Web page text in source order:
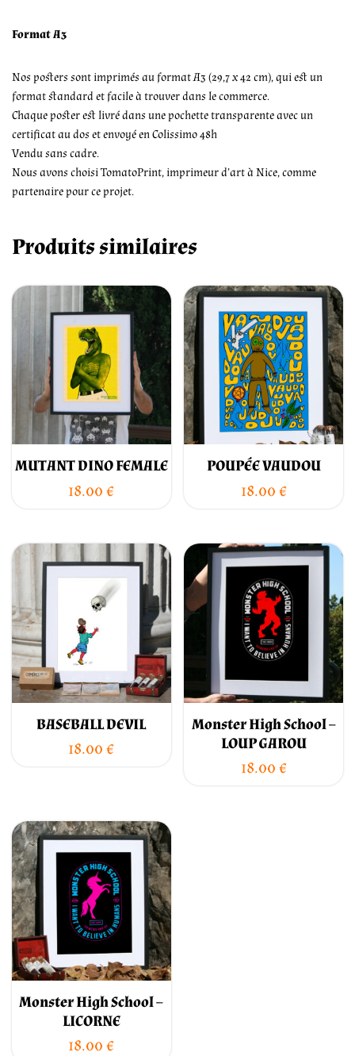
Format A3
Nos posters sont imprimés au format A3 (29,7 x 42 cm), qui est un
format standard et facile à trouver dans le commerce.
Chaque poster est livré dans une pochette transparente avec un
certificat au dos et envoyé en Colissimo 48h
Vendu sans cadre.
Nous avons choisi TomatoPrint, imprimeur d’art à Nice, comme
partenaire pour ce projet.
Produits similaires
MUTANT DINO FEMALE
18.00€
POUPÉE VAUDOU
18.00€
BASEBALL DEVIL
18.00€
Monster High School –
LOUP GAROU
18.00€
Monster High School –
LICORNE
18.00€